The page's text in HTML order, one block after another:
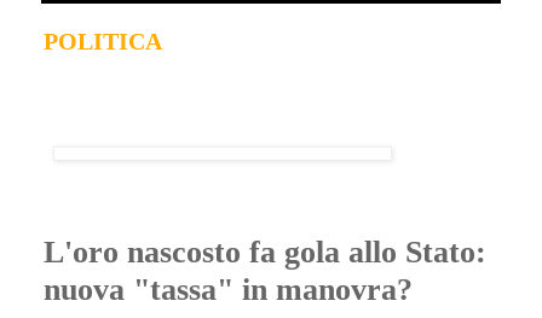
POLITICA
L'oro nascosto fa gola allo Stato:
nuova "tassa" in manovra?